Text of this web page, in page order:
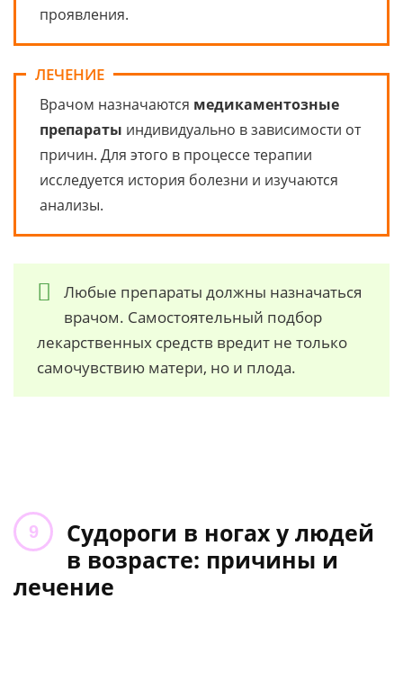
проявления.
ЛЕЧЕНИЕ
Врачом назначаются медикаментозные
препараты индивидуально в зависимости от
причин. Для этого в процессе терапии
исследуется история болезни и изучаются
анализы.
Любые препараты должны назначаться
врачом. Самостоятельный подбор
лекарственных средств вредит не только
самочувствию матери, но и плода.
Судороги в ногах у людей
в возрасте: причины и
лечение